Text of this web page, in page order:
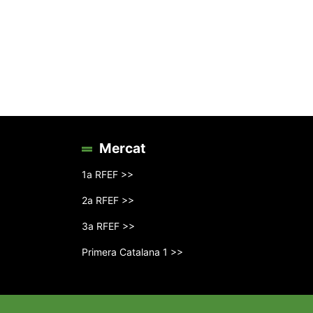
Mercat
1a RFEF >>
2a RFEF >>
3a RFEF >>
Primera Catalana 1 >>